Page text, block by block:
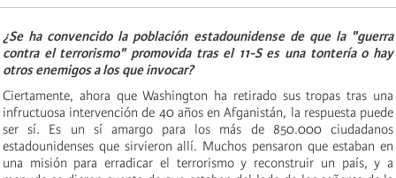
¿Se ha convencido la población estadounidense de que la "guerra
contra el terrorismo" promovida tras el 11-S es una tontería o hay
otros enemigos a los que invocar?
Ciertamente, ahora que Washington ha retirado sus tropas tras una
infructuosa intervención de 40 años en Afganistán, la respuesta puede
ser sí. Es un sí amargo para los más de 850.000 ciudadanos
estadounidenses que sirvieron allí. Muchos pensaron que estaban en
una misión para erradicar el terrorismo y reconstruir un país, y a